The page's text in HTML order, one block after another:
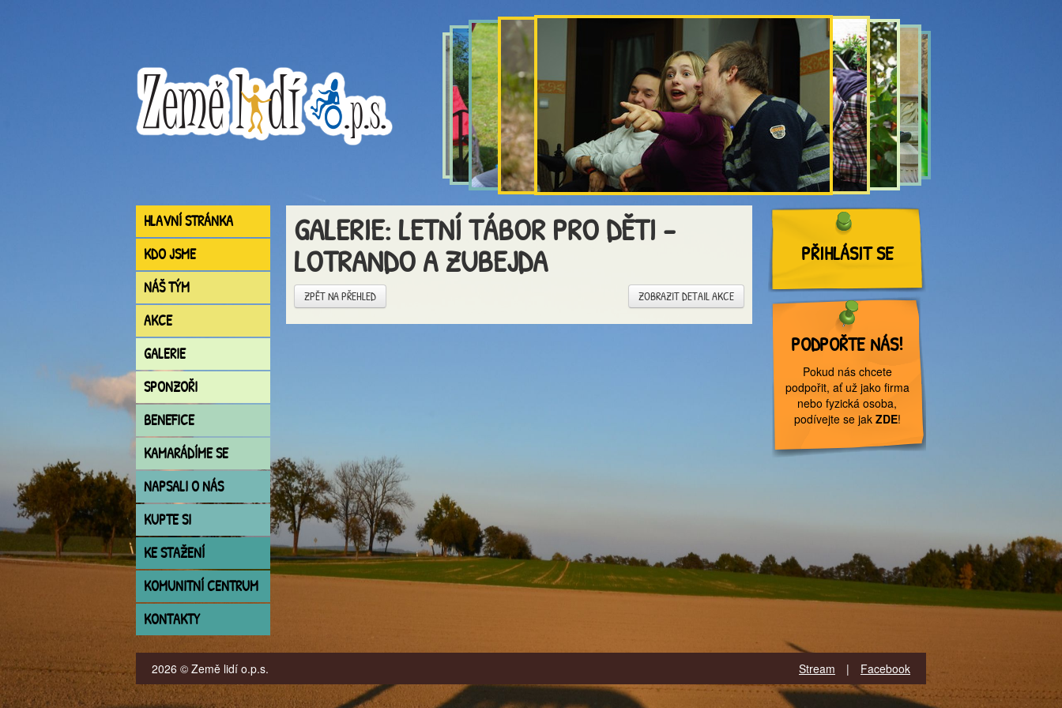
HLAVNÍ STRÁNKA
KDO JSME
NÁŠ TÝM
AKCE
GALERIE
SPONZOŘI
BENEFICE
KAMARÁDÍME SE
NAPSALI O NÁS
KUPTE SI
KE STAŽENÍ
KOMUNITNÍ CENTRUM
KONTAKTY
GALERIE: LETNÍ TÁBOR PRO DĚTI -
LOTRANDO A ZUBEJDA
ZPĚT NA PŘEHLED ZOBRAZIT DETAIL AKCE
PŘIHLÁSIT SE
PODPOŘTE NÁS!
Pokud nás chcete
podpořit, ať už jako firma
nebo fyzická osoba,
podívejte se jak ZDE!
2026 © Země lidí o.p.s. Stream | Facebook